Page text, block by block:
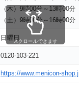
（木）9時00分～13時00分
（土）9時00分～16時00分
日曜日
0120-103-221
https://www.menicon-
スクロールできます